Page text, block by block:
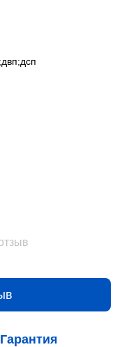
Гарантия